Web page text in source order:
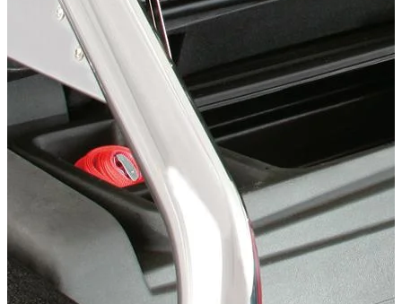
Toyota Hilux Baujahr ab 2006+ Double Cab
Kategorien
Accessoires de Pick-up
Systèmes de rangement et d'arrimage